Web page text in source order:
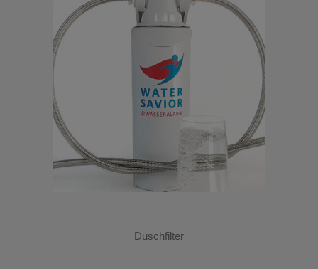
Duschfilter